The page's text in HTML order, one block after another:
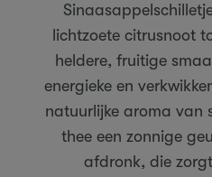
lichtzoete citrusnoot
heldere, fruitige
energieke en
natuurlijke aroma van
thee een zonnige
afdronk, die